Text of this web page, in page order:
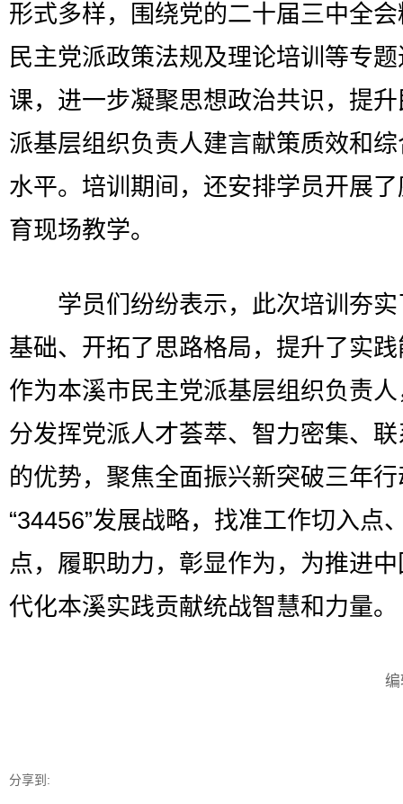
形式多样，围绕党的二十届三中全
民主党派政策法规及理论培训等专
课，进一步凝聚思想政治共识，提
派基层组织负责人建言献策质效和
水平。培训期间，还安排学员开展
育现场教学。
学员们纷纷表示，此次培训夯实
基础、开拓了思路格局，提升了实
作为本溪市民主党派基层组织负责
分发挥党派人才荟萃、智力密集、
的优势，聚焦全面振兴新突破三年
“34456”发展战略，找准工作切入点
点，履职助力，彰显作为，为推进
代化本溪实践贡献统战智慧和力量。
分享到: